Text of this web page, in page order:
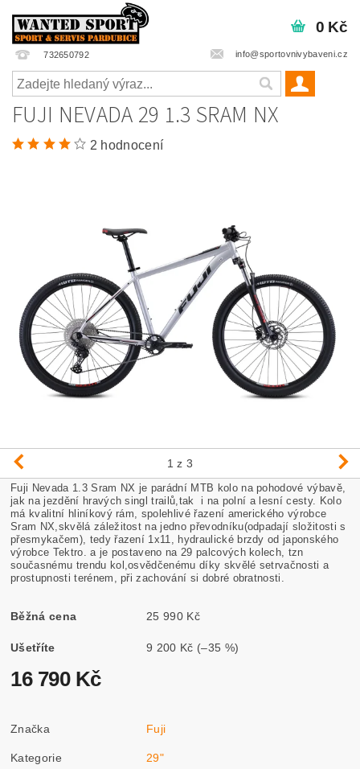
732650792 info@sportovnivybaveni.cz
0 Kč
FUJI NEVADA 29 1.3 SRAM NX
2 hodnocení
1 z 3
Fuji Nevada 1.3 Sram NX je parádní MTB kolo na pohodové výbavě,
jak na jezdění hravých singl trailů,tak i na polní a lesní cesty. Kolo
má kvalitní hliníkový rám, spolehlivé řazení amerického výrobce
Sram NX,skvělá záležitost na jedno převodníku(odpadají složitosti s
přesmykačem), tedy řazení 1x11, hydraulické brzdy od japonského
výrobce Tektro. a je postaveno na 29 palcových kolech, tzn
současnému trendu kol,osvědčenému díky skvělé setrvačnosti a
prostupnosti terénem, při zachování si dobré obratnosti.
Běžná cena 25 990 Kč
Ušetříte 9 200 Kč (–35 %)
16 790 Kč
Značka Fuji
Kategorie 29"